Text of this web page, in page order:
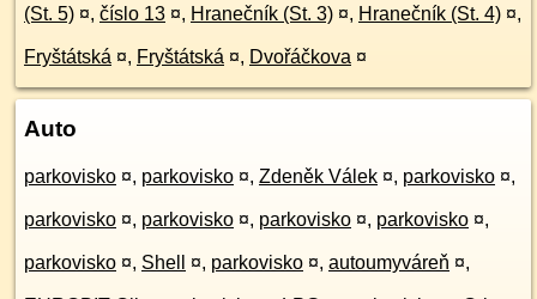
(St. 5) ¤, číslo 13 ¤, Hranečník (St. 3) ¤, Hranečník (St. 4) ¤,
Fryštátská ¤, Fryštátská ¤, Dvořáčkova ¤
Auto
parkovisko ¤, parkovisko ¤, Zdeněk Válek ¤, parkovisko ¤,
parkovisko ¤, parkovisko ¤, parkovisko ¤, parkovisko ¤,
parkovisko ¤, Shell ¤, parkovisko ¤, autoumyváreň ¤,